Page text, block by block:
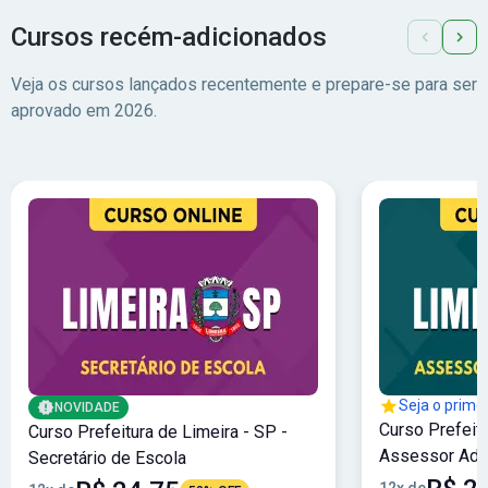
Cursos recém-adicionados
Veja os cursos lançados recentemente e prepare-se para ser
aprovado em 2026.
NOVIDADE
Curso Prefeitura de Limeira - SP -
Secretário de Escola
Seja o
Curso
Assessor